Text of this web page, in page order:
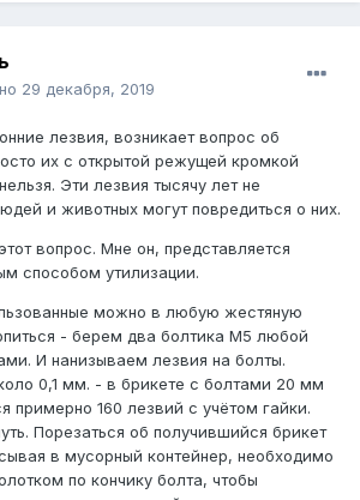
29 декабря, 2019
лезвия, возникает вопрос об
их с открытой режущей кромкой
Эти лезвия тысячу лет не
и животных могут повредиться о них.
вопрос. Мне он, представляется
способом утилизации.
можно в любую жестяную
- берем два болтика М5 любой
И нанизываем лезвия на болты.
0,1 мм. - в брикете с болтами 20 мм
примерно 160 лезвий с учётом гайки.
Порезаться об получившийся брикет
в мусорный контейнер, необходимо
по кончику болта, чтобы